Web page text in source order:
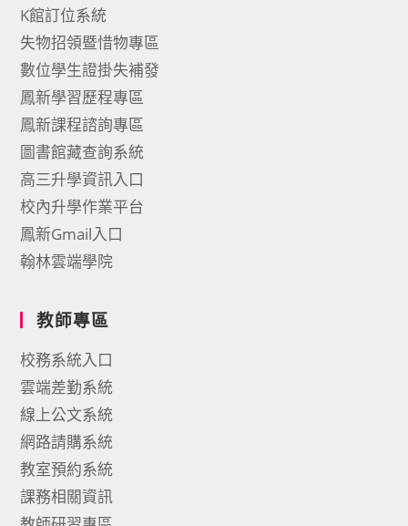
K館訂位系統
失物招領暨惜物專區
數位學生證掛失補發
鳳新學習歷程專區
鳳新課程諮詢專區
圖書館藏查詢系統
高三升學資訊入口
校內升學作業平台
鳳新Gmail入口
翰林雲端學院
教師專區
校務系統入口
雲端差勤系統
線上公文系統
網路請購系統
教室預約系統
課務相關資訊